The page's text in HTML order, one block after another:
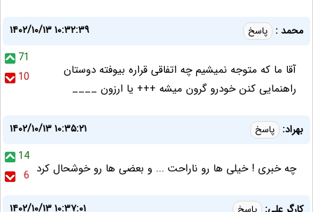
محمد : پاسخ
۱۴۰۲/۱۰/۱۳ ۱۰:۳۲:۳۹
71
10
آقا ما که متوجه نمیشیم چه اتفاقی قراره بیوفته دوستان
راهنمایی کنن خودرو گرون میشه +++ یا ارزون ____
بهراد: پاسخ
۱۴۰۲/۱۰/۱۳ ۱۰:۳۵:۲۱
14
6 چه خبری ! خیلی ها رو ناراحت ... و بعضی ها رو خوشحال کرد
۱۴۰۲/۱۰/۱۳ ۱۰:۳۷:۰۱